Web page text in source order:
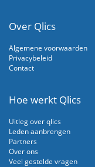
Over Qlics
Algemene voorwaarden
Privacybeleid
Contact
Hoe werkt Qlics
Uitleg over qlics
Leden aanbrengen
Partners
Over ons
Veel gestelde vragen